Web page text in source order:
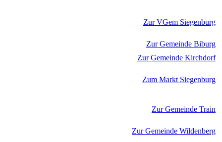
Zur VGem Siegenburg
Zur Gemeinde Biburg
Zur Gemeinde Kirchdorf
Zum Markt Siegenburg
Zur Gemeinde Train
Zur Gemeinde Wildenberg